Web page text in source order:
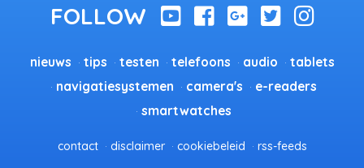
nieuws tips testen telefoons audio
tablets
navigatiesystemen
camera's
e-readers
smartwatches
contact disclaimer cookiebeleid rss-feeds